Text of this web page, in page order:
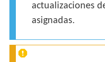
actualizaciones
asignadas.